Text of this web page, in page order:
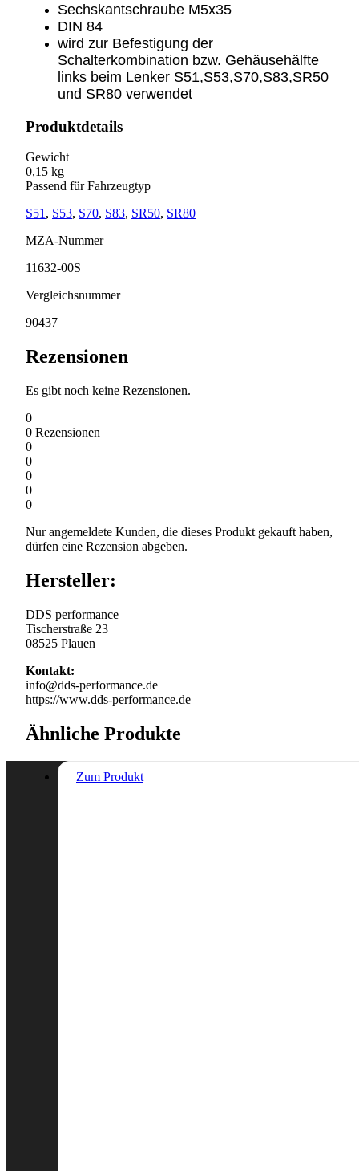
Sechskantschraube M5x35
DIN 84
wird zur Befestigung der
Schalterkombination bzw. Gehäusehälfte
links beim Lenker S51,S53,S70,S83,SR50
und SR80 verwendet
Produktdetails
Gewicht
0,15 kg
Passend für Fahrzeugtyp
S51 , S53, S70, S83, SR50, SR80
MZA-Nummer
11632-00S
Vergleichsnummer
90437
Rezensionen
Es gibt noch keine Rezensionen.
0
0 Rezensionen
0
0
0
0
0
Nur angemeldete Kunden, die dieses Produkt gekauft haben,
dürfen eine Rezension abgeben.
Hersteller:
DDS performance
Tischerstraße 23
08525 Plauen
Kontakt:
info@dds-performance.de
https://www.dds-performance.de
Ähnliche Produkte
Zum Produkt